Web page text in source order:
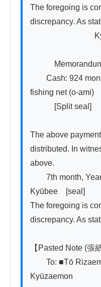
The foregoing is
discrepancy. As
Cash: 924 mon
fishing net (o-ami)
[Split seal]
The above
distributed. In
above.
7th month,
Kyūbee　[seal]
The foregoing is
discrepancy. As
【Pasted Note (張
To: ■Tō
Kyūzaemon